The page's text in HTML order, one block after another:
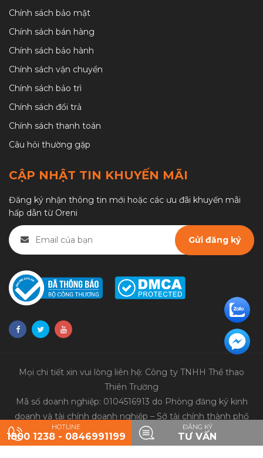
Chính sách bảo mật
Chính sách bán hàng
Chính sách bảo hành
Chính sách vận chuyển
Chính sách bảo trì
Chính sách đổi trả
Chính sách thanh toán
Câu hỏi thường gặp
CẬP NHẬT TIN KHUYẾN MÃI
Đăng ký nhận thông tin mới hoặc các ưu đãi khuyến mãi
hấp dẫn từ Oreni
Mọi chi tiết xin vui lòng liên hệ: Công ty TNHH Thể thao
Thiên Trường
Mã số doanh nghiệp: 0104516913 do Phòng đăng ký kinh
doanh và tài chính doanh nghiệp – Sở tài chính thành phố
Hà Nội cấp ngày 9/3/2010
© 2020 Bản quyền thuộc vềThể thao Thiên Trường
HOTLINE
1800 1238 - 0846991199
ĐĂNG KÝ
TƯ VẤN